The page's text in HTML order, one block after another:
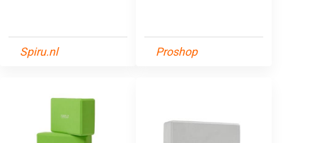
Spiru.nl Proshop